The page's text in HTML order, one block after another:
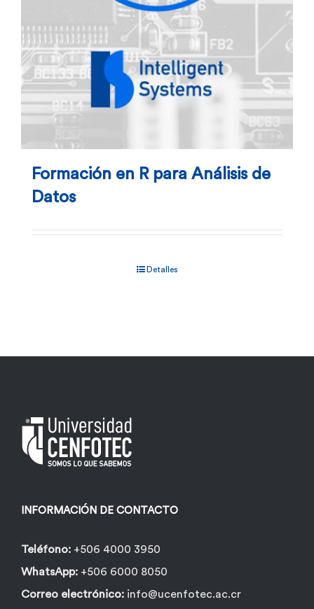
Formación en R para Análisis de
Datos
Detalles
INFORMACIÓN DE CONTACTO
Teléfono: +506 4000 3950
WhatsApp: +506 6000 8050
Correo electrónico: info@ucenfotec.ac.cr